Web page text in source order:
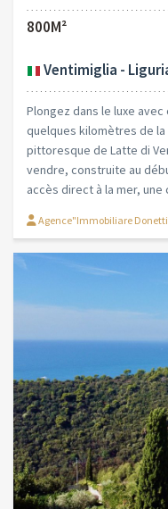
800M²
Ventimiglia -
Plongez dans le luxe
quelques kilomètres de
pittoresque de Latte di
vendre, construite au
accès direct à la mer,
Agence"Immobiliare